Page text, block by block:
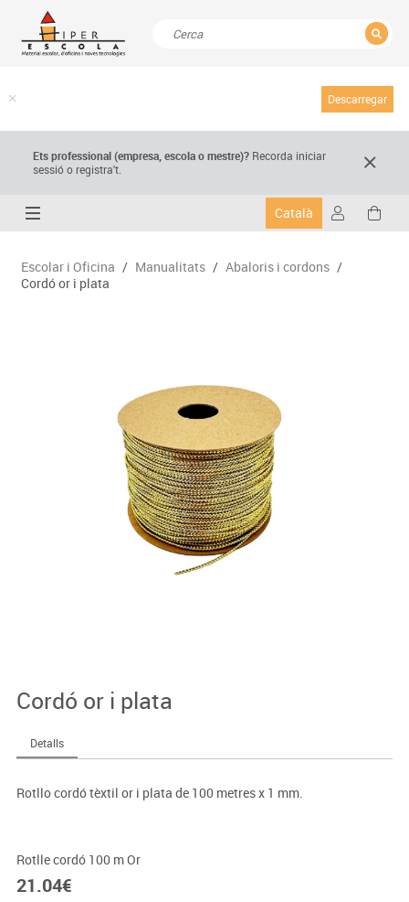
Descarregar
Ets professional (empresa,escola o mestre)? Recorda iniciar
sessió o registra't.
Català
Escolar i Oficina / Manualitats / Abaloris i cordons /
Cordó or i plata
Cordó or i plata
Detalls
Rotllo cordó tèxtil or i plata de 100 metres x 1 mm.
Rotlle cordó 100 m Or
21.04€